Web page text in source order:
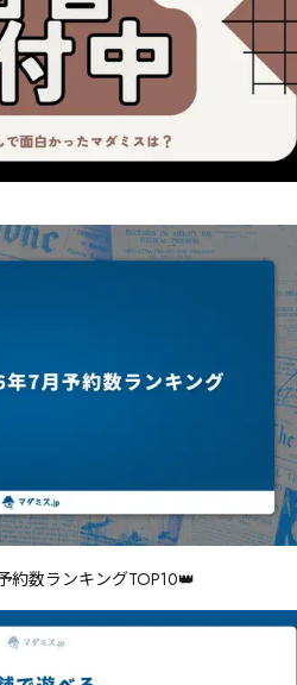
メンバーを集めてください。
ットの購入or参加者全員の個別
程、参加メンバーが決まってか
りのない方は参加をご遠慮くだ
約数ランキングTOP10👑